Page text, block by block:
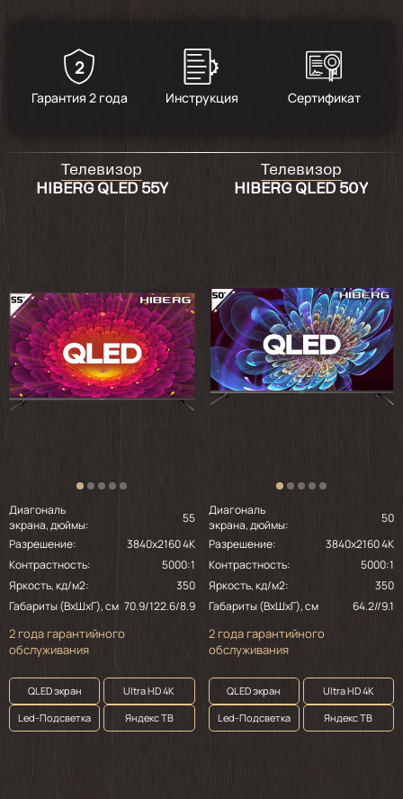
17
Приобрел у этого продавца уже 2
отличный телик, купили два. всё работает.
2023-08-21
За такие деньги очень даже не плохой
2023-08-02
2023-04-13
2
Гарантия 2 года Инструкция Сертификат
Телевизор
HIBERG QLED 55Y
Диагональ
экрана, дюймы:
55
Разрешение:
3840x2160 4K
Контрастность:
5000:1
Яркость, кд/м2:
350
Габариты (ВхШхГ), см 70.9/122.6/8.9
2 года гарантийного
обслуживания
QLED экран
Ultra HD 4K
Led-Подсветка
Яндекс ТВ
Телевизор
HIBERG QLED 50Y
Диагональ
экрана, дюймы:
50
Разрешение:
3840x2160 4K
Контрастность:
5000:1
Яркость, кд/м2:
350
Габариты (ВхШхГ), см
64.2//9.1
2 года гарантийного
обслуживания
QLED экран
Ultra HD 4K
Led-Подсветка
Яндекс ТВ